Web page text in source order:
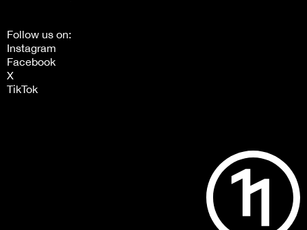
Follow us on:
Instagram
Facebook
X
TikTok